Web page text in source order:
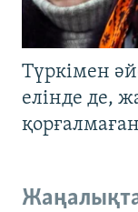
Түркімен
елінде де,
қорғалмаған